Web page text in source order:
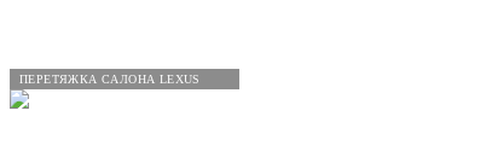
ПЕРЕТЯЖКА САЛОНА LEXUS